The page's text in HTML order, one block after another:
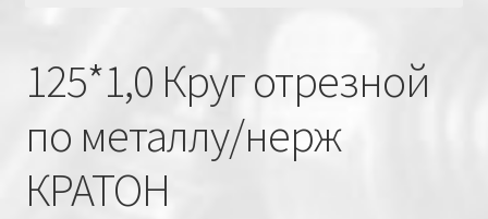
125*1,0 Круг отрезной
по металлу/нерж
КРАТОН